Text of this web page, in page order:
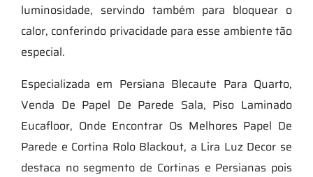
luminosidade, servindo também para bloquear o
calor, conferindo privacidade para esse ambiente tão
especial.
Especializada em Persiana Blecaute Para Quarto,
Venda De Papel De Parede Sala, Piso Laminado
Eucafloor, Onde Encontrar Os Melhores Papel De
Parede e Cortina Rolo Blackout, a Lira Luz Decor se
destaca no segmento de Cortinas e Persianas pois